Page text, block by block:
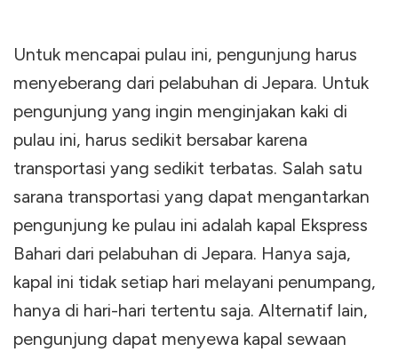
Untuk mencapai pulau ini, pengunjung harus
menyeberang dari pelabuhan di Jepara. Untuk
pengunjung yang ingin menginjakan kaki di
pulau ini, harus sedikit bersabar karena
transportasi yang sedikit terbatas. Salah satu
sarana transportasi yang dapat mengantarkan
pengunjung ke pulau ini adalah kapal Ekspress
Bahari dari pelabuhan di Jepara. Hanya saja,
kapal ini tidak setiap hari melayani penumpang,
hanya di hari-hari tertentu saja. Alternatif lain,
pengunjung dapat menyewa kapal sewaan